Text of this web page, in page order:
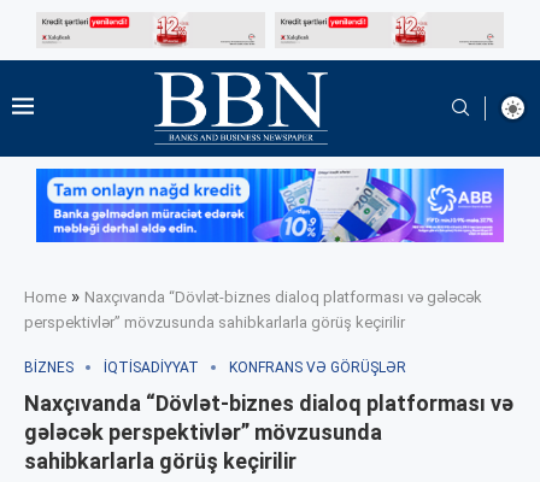
Home » Naxçıvanda “Dövlət-biznes dialoq platforması və gələcək
perspektivlər” mövzusunda sahibkarlarla görüş keçirilir
BIZNES İQTISADIYYAT KONFRANS VƏ GÖRÜŞLƏR
Naxçıvanda “Dövlət-biznes dialoq platforması və
gələcək perspektivlər” mövzusunda
sahibkarlarla görüş keçirilir